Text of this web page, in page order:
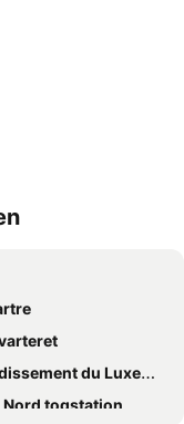
du Luxembourg
Nord togstation